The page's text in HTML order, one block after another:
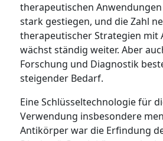
therapeutischen
stark gestiegen, und die Zahl
therapeutischer Strategien mit
wächst ständig weiter. Aber
Forschung und Diagnostik
steigender Bedarf.
Eine Schlüsseltechnologie für
Verwendung insbesondere
Antikörper war die Erfindung